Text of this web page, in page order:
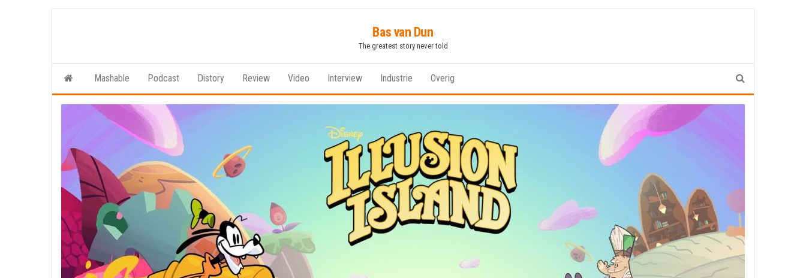
inhoud
Bas van Dun
The greatest story never told
Mashable Podcast Distory Review Video Interview Industrie Overig